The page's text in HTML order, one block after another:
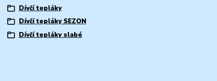
Dívčí tepláky
Dívčí tepláky SEZON
Dívčí tepláky slabé